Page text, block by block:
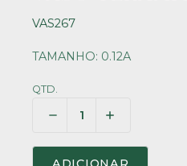
VAS267
TAMANHO: 0.12A
QTD.